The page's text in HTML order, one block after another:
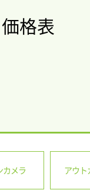
格表
カメラ アウト